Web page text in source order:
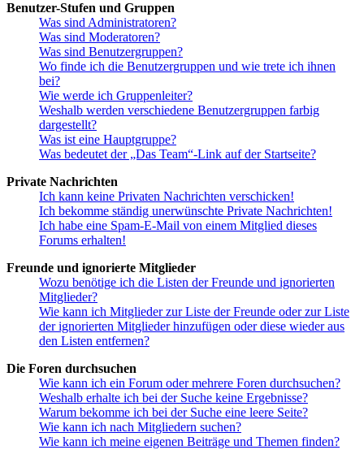
Benutzer-Stufen und Gruppen
Was sind Administratoren?
Was sind Moderatoren?
Was sind Benutzergruppen?
Wo finde ich die Benutzergruppen und wie trete ich ihnen
bei?
Wie werde ich Gruppenleiter?
Weshalb werden verschiedene Benutzergruppen farbig
dargestellt?
Was ist eine Hauptgruppe?
Was bedeutet der „Das Team“-Link auf der Startseite?
Private Nachrichten
Ich kann keine Privaten Nachrichten verschicken!
Ich bekomme ständig unerwünschte Private Nachrichten!
Ich habe eine Spam-E-Mail von einem Mitglied dieses
Forums erhalten!
Freunde und ignorierte Mitglieder
Wozu benötige ich die Listen der Freunde und ignorierten
Mitglieder?
Wie kann ich Mitglieder zur Liste der Freunde oder zur Liste
der ignorierten Mitglieder hinzufügen oder diese wieder aus
den Listen entfernen?
Die Foren durchsuchen
Wie kann ich ein Forum oder mehrere Foren durchsuchen?
Weshalb erhalte ich bei der Suche keine Ergebnisse?
Warum bekomme ich bei der Suche eine leere Seite?
Wie kann ich nach Mitgliedern suchen?
Wie kann ich meine eigenen Beiträge und Themen finden?